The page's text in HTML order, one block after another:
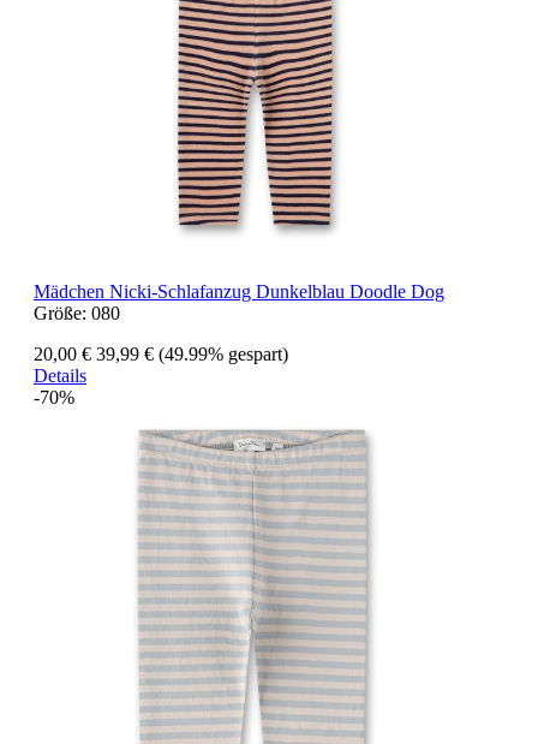
Mädchen Nicki-Schlafanzug Dunkelblau Doodle Dog
Größe: 080
20,00 € 39,99 € (49.99% gespart)
Details
-70%